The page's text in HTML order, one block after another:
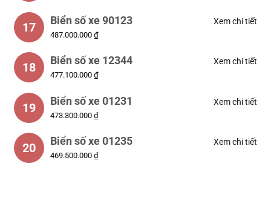
17 Biển số xe 90123
487.000.000 ₫
Xem chi tiết
18 Biển số xe 12344
477.100.000 ₫
Xem chi tiết
19 Biển số xe 01231
473.300.000 ₫
Xem chi tiết
20 Biển số xe 01235
469.500.000 ₫
Xem chi tiết